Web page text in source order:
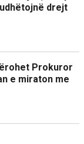
drejt
Prokuror
e miraton me